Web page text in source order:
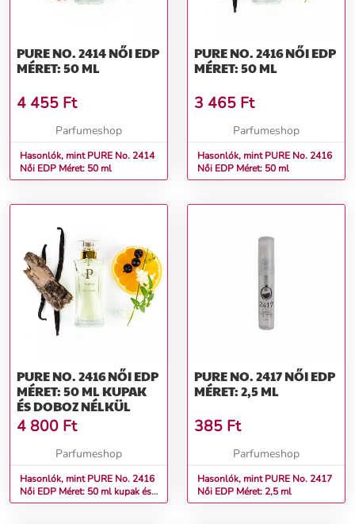
PURE NO. 2414 NŐI EDP
MÉRET: 50 ML
4 455 Ft
Parfumeshop
Hasonlók, mint PURE No. 2414
Női EDP Méret: 50 ml
PURE NO. 2416 NŐI EDP
MÉRET: 50 ML
3 465 Ft
Parfumeshop
Hasonlók, mint PURE No. 2416
Női EDP Méret: 50 ml
PURE NO. 2416 NŐI EDP
MÉRET: 50 ML KUPAK
ÉS DOBOZ NÉLKÜL
4 800 Ft
Parfumeshop
Hasonlók, mint PURE No. 2416
Női EDP Méret: 50 ml kupak és
doboz nélkül
PURE NO. 2417 NŐI EDP
MÉRET: 2,5 ML
385 Ft
Parfumeshop
Hasonlók, mint PURE No. 2417
Női EDP Méret: 2,5 ml